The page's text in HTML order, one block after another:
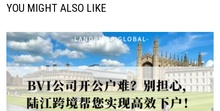
YOU MIGHT ALSO LIKE